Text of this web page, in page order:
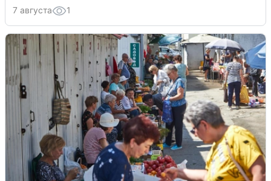
7 августа 1